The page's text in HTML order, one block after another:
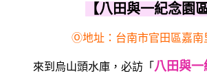
【八田與一紀念園區
Ⓞ地址：台南市官田區嘉南
來到烏山頭水庫，必訪「 八田與